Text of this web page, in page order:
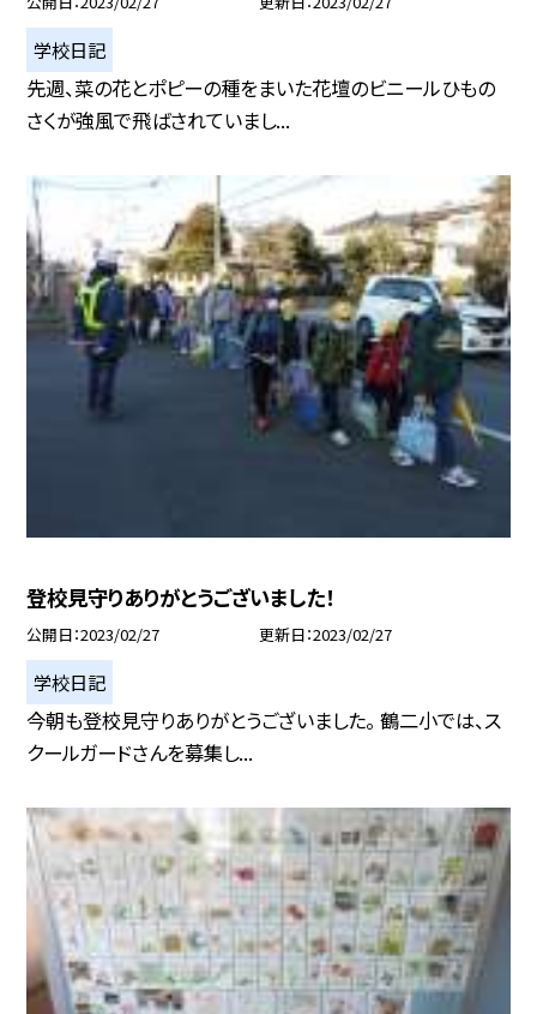
学校日記
先週、菜の花とポピーの種をまいた花壇のビニールひもの
さくが強風で飛ばされていまし...
登校見守りありがとうございました！
公開日 2023/02/27 更新日 2023/02/27
学校日記
今朝も登校見守りありがとうございました。 鶴二小では、ス
クールガードさんを募集し...